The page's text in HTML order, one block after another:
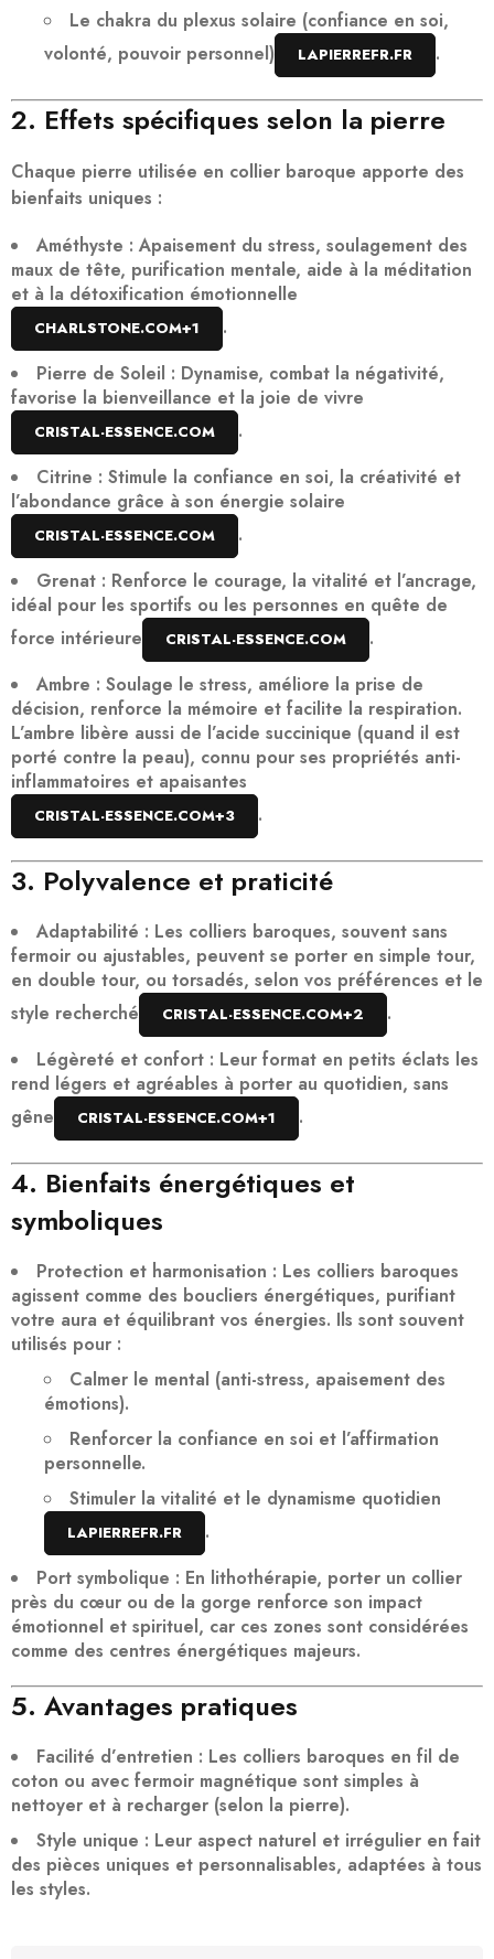
Le chakra du plexus solaire (confiance en soi,
volonté, pouvoir personnel)
LAPIERREFR.FR .
2. Effets spécifiques selon la pierre
Chaque pierre utilisée en collier baroque apporte des
bienfaits uniques :
Améthyste : Apaisement du stress, soulagement des
maux de tête, purification mentale, aide à la méditation
et à la détoxification émotionnelle
CHARLSTONE.COM+1
.
Pierre de Soleil : Dynamise, combat la négativité,
favorise la bienveillance et la joie de vivre
CRISTAL-ESSENCE.COM
.
Citrine : Stimule la confiance en soi, la créativité et
l’abondance grâce à son énergie solaire
CRISTAL-ESSENCE.COM
.
Grenat : Renforce le courage, la vitalité et l’ancrage,
idéal pour les sportifs ou les personnes en quête de
force intérieure
CRISTAL-ESSENCE.COM
.
Ambre : Soulage le stress, améliore la prise de
décision, renforce la mémoire et facilite la respiration.
L’ambre libère aussi de l’acide succinique (quand il est
porté contre la peau), connu pour ses propriétés anti-
inflammatoires et apaisantes
CRISTAL-ESSENCE.COM+3 .
3. Polyvalence et praticité
Adaptabilité : Les colliers baroques, souvent sans
fermoir ou ajustables, peuvent se porter en simple tour,
en double tour, ou torsadés, selon vos préférences et le
style recherché
CRISTAL-ESSENCE.COM+2
.
Légèreté et confort : Leur format en petits éclats les
rend légers et agréables à porter au quotidien, sans
gêne
CRISTAL-ESSENCE.COM+1 .
4. Bienfaits énergétiques et
symboliques
Protection et harmonisation : Les colliers baroques
agissent comme des boucliers énergétiques, purifiant
votre aura et équilibrant vos énergies. Ils sont souvent
utilisés pour :
Calmer le mental (anti-stress, apaisement des
émotions).
Renforcer la confiance en soi et l’affirmation
personnelle.
Stimuler la vitalité et le dynamisme quotidien
LAPIERREFR.FR
.
Port symbolique : En lithothérapie, porter un collier
près du cœur ou de la gorge renforce son impact
émotionnel et spirituel, car ces zones sont considérées
comme des centres énergétiques majeurs.
5. Avantages pratiques
Facilité d’entretien : Les colliers baroques en fil de
coton ou avec fermoir magnétique sont simples à
nettoyer et à recharger (selon la pierre).
Style unique : Leur aspect naturel et irrégulier en fait
des pièces uniques et personnalisables, adaptées à tous
les styles.